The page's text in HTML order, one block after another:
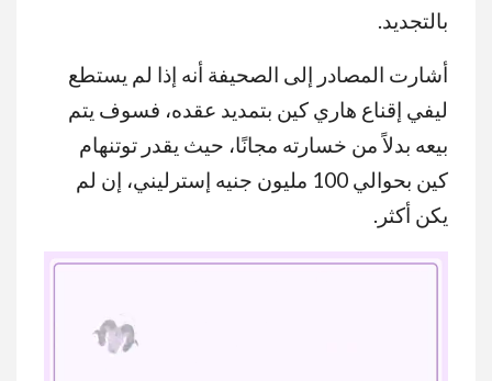
بالتجديد.
أشارت المصادر إلى الصحيفة أنه إذا لم يستطع
ليفي إقناع هاري كين بتمديد عقده، فسوف يتم
بيعه بدلاً من خسارته مجانًا، حيث يقدر توتنهام
كين بحوالي 100 مليون جنيه إسترليني، إن لم
يكن أكثر.